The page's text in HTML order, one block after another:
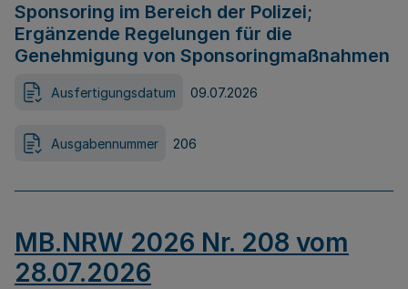
Sponsoring im Bereich der Polizei;
Ergänzende Regelungen für die
Genehmigung von Sponsoringmaßnahmen
Ausfertigungsdatum 09.07.2026
Ausgabennummer 206
MB.NRW 2026 Nr. 208 vom
28.07.2026